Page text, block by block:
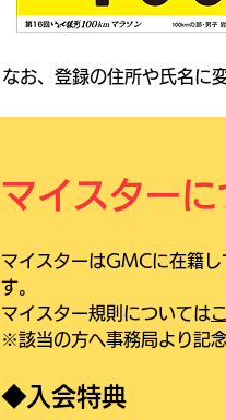
なお、登録の住所や氏名に
マイスターに
マイスターはGMCに在籍
す。
マイスター規則については
※該当の方へ事務局より記
◆入会特典